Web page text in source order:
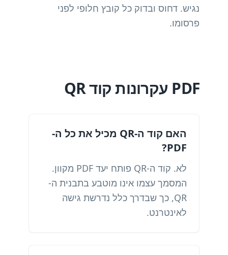
נגיש. דחוס ובדוק כל קובץ חלופי לפני
פרסומו.
PDF עקרונות קוד QR
האם קוד ה-QR מכיל את כל ה-
PDF?
לא. קוד ה-QR פותח יעד PDF מקוון.
המסמך עצמו אינו מוטבע בתבנית ה-
QR, כך שבדרך כלל נדרשת גישה
לאינטרנט.